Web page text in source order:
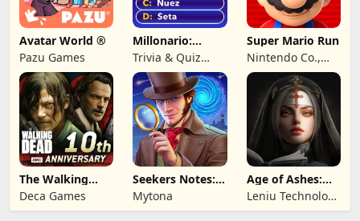
Avatar World ®
Pazu Games
Millonario:
Juego de
preguntas
Trivia & Quiz
Games by
Nuomondo
Super Mario Run
Nintendo Co.,
Ltd.
The Walking
Dead No Man's
Land
Deca Games
Seekers Notes:
Objetos ocultos
Mytona
Age of Ashes:
Dark Nuns
Leniu Technology
Co., Limited